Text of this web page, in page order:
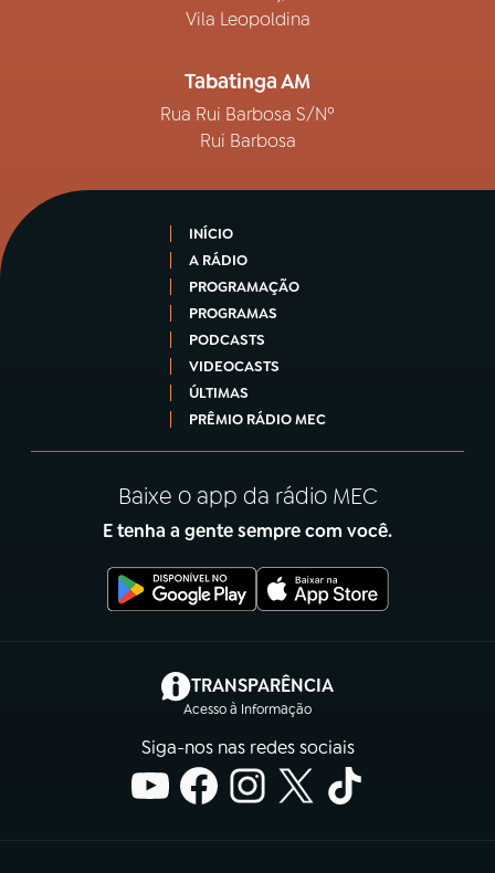
Vila Leopoldina
Tabatinga AM
Rua Rui Barbosa S/Nº
Rui Barbosa
INÍCIO
A RÁDIO
PROGRAMAÇÃO
PROGRAMAS
PODCASTS
VIDEOCASTS
ÚLTIMAS
PRÊMIO RÁDIO MEC
Baixe o app da rádio MEC
E tenha a gente sempre com você.
TRANSPARÊNCIA
Acesso à Informação
(abre em nova aba)
Siga-nos nas redes sociais